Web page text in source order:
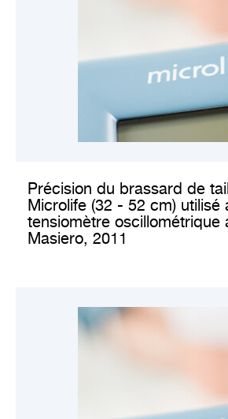
Précision du brassard de
Microlife (32 - 52 cm) utilisé
tensiomètre oscillométrique
Masiero, 2011
CONSULTER LA VALIDATION